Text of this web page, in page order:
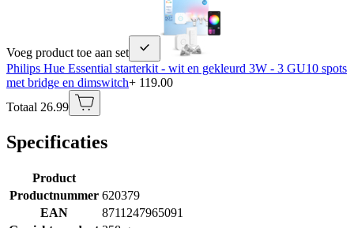
Voeg product toe aan set
Philips Hue Essential starterkit - wit en gekleurd 3W - 3 GU10 spots
met bridge en dimswitch+ 119.00
Totaal 26.99
Specificaties
Product
Productnummer 620379
EAN
8711247965091